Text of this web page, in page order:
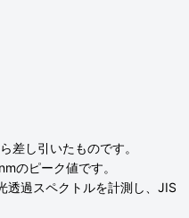
差し引いたものです。
のピーク値です。
過スペクトルを計測し、JIS